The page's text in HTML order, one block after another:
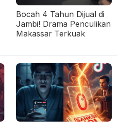
Bocah 4 Tahun Dijual di
Jambi! Drama Penculikan
Makassar Terkuak